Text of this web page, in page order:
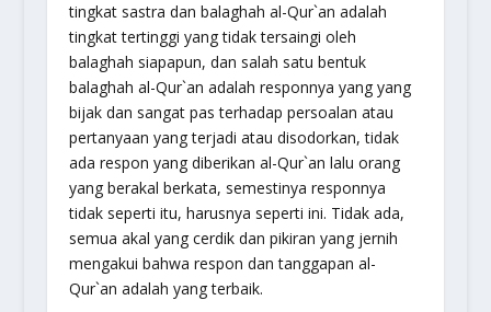
tingkat sastra dan balaghah al-Qur`an adalah
tingkat tertinggi yang tidak tersaingi oleh
balaghah siapapun, dan salah satu bentuk
balaghah al-Qur`an adalah responnya yang yang
bijak dan sangat pas terhadap persoalan atau
pertanyaan yang terjadi atau disodorkan, tidak
ada respon yang diberikan al-Qur`an lalu orang
yang berakal berkata, semestinya responnya
tidak seperti itu, harusnya seperti ini. Tidak ada,
semua akal yang cerdik dan pikiran yang jernih
mengakui bahwa respon dan tanggapan al-
Qur`an adalah yang terbaik.